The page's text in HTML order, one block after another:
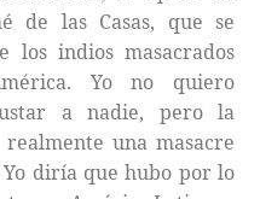
de las Casas, que se
los indios masacrados
Yo no quiero
a nadie, pero la
una masacre
diría que hubo por lo